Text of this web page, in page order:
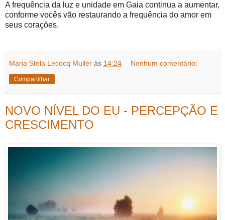
A frequência da luz e unidade em Gaia continua a aumentar,
conforme vocês vão restaurando a frequência do amor em
seus corações.
Maria Stela Lecocq Muller às 14:24 Nenhum comentário:
Compartilhar
NOVO NÍVEL DO EU - PERCEPÇÃO E
CRESCIMENTO